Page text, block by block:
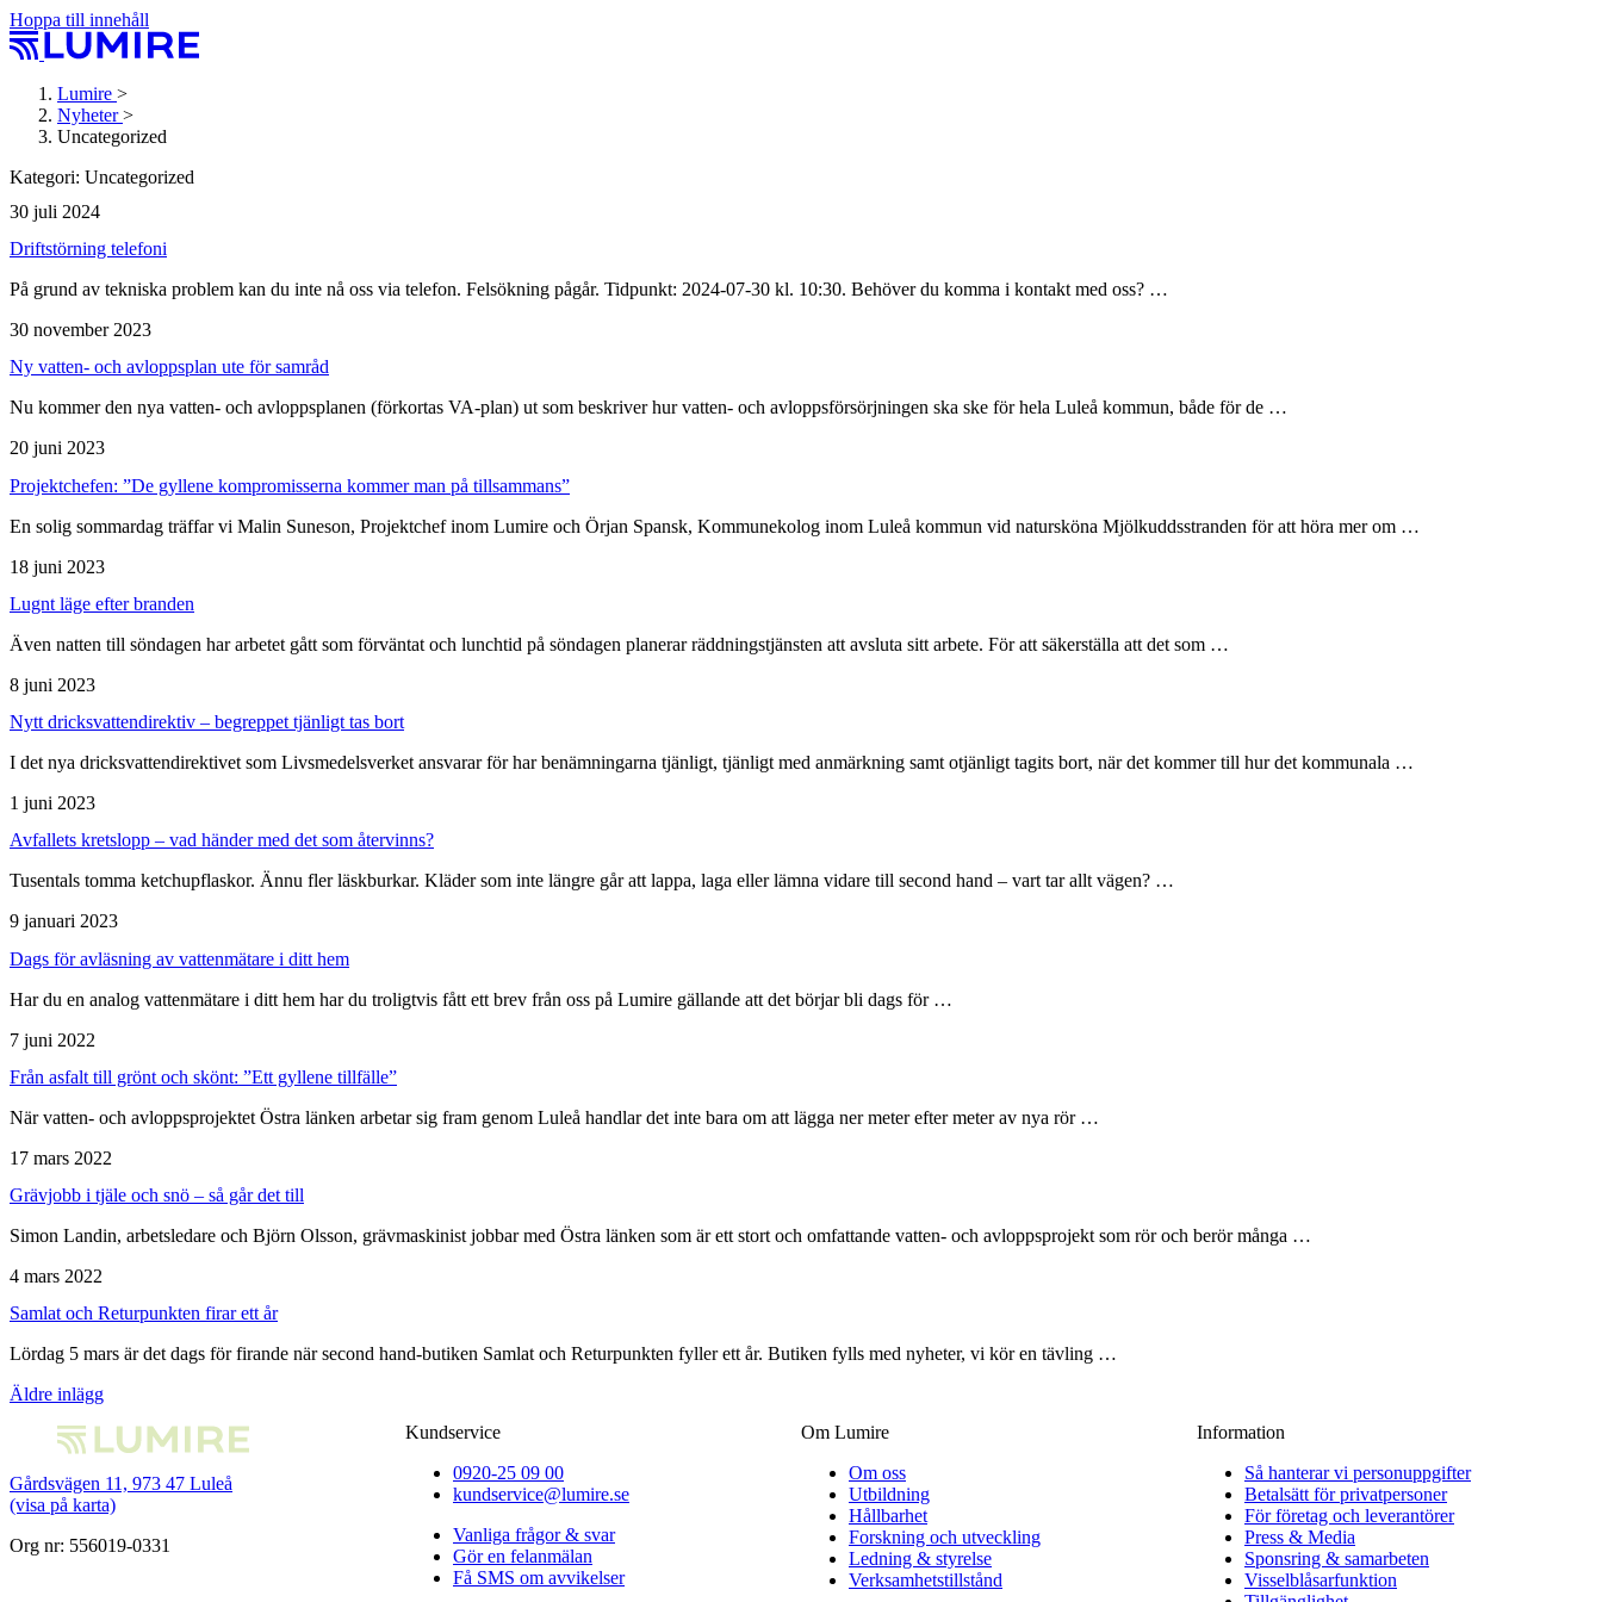
Hoppa till innehåll
Lumire >
Nyheter >
Uncategorized
Kategori: Uncategorized
30 juli 2024
Driftstörning telefoni
På grund av tekniska problem kan du inte nå oss via telefon. Felsökning pågår. Tidpunkt: 2024-07-30 kl. 10:30. Behöver du komma i kontakt med oss? …
30 november 2023
Ny vatten- och avlopps­plan ute för samråd
Nu kommer den nya vatten- och avloppsplanen (förkortas VA-plan) ut som beskriver hur vatten- och avloppsförsörjningen ska ske för hela Luleå kommun, både för de …
20 juni 2023
Projektchefen: ”De gyllene kompro­misserna kommer man på till­sammans”
En solig sommardag träffar vi Malin Suneson, Projektchef inom Lumire och Örjan Spansk, Kommunekolog inom Luleå kommun vid natursköna Mjölkuddsstranden för att höra mer om …
18 juni 2023
Lugnt läge efter branden
Även natten till söndagen har arbetet gått som förväntat och lunchtid på söndagen planerar räddningstjänsten att avsluta sitt arbete. För att säkerställa att det som …
8 juni 2023
Nytt dricksvatten­direktiv – begreppet tjänligt tas bort
I det nya dricksvattendirektivet som Livsmedelsverket ansvarar för har benämningarna tjänligt, tjänligt med anmärkning samt otjänligt tagits bort, när det kommer till hur det kommunala …
1 juni 2023
Avfallets kretslopp – vad händer med det som återvinns?
Tusentals tomma ketchupflaskor. Ännu fler läskburkar. Kläder som inte längre går att lappa, laga eller lämna vidare till second hand – vart tar allt vägen? …
9 januari 2023
Dags för av­läsning av vatten­mätare i ditt hem
Har du en analog vattenmätare i ditt hem har du troligtvis fått ett brev från oss på Lumire gällande att det börjar bli dags för …
7 juni 2022
Från asfalt till grönt och skönt: ”Ett gyllene tillfälle”
När vatten- och avloppsprojektet Östra länken arbetar sig fram genom Luleå handlar det inte bara om att lägga ner meter efter meter av nya rör …
17 mars 2022
Grävjobb i tjäle och snö – så går det till
Simon Landin, arbetsledare och Björn Olsson, grävmaskinist jobbar med Östra länken som är ett stort och omfattande vatten- och avloppsprojekt som rör och berör många …
4 mars 2022
Samlat och Returpunkten firar ett år
Lördag 5 mars är det dags för firande när second hand-butiken Samlat och Returpunkten fyller ett år. Butiken fylls med nyheter, vi kör en tävling …
Inläggsnavigering
Äldre inlägg
Gårdsvägen 11, 973 47 Luleå
(visa på karta)
Org nr: 556019-0331
Kundservice
0920-25 09 00
kundservice@lumire.se
Vanliga frågor & svar
Gör en felanmälan
Få SMS om avvikelser
Om Lumire
Om oss
Utbildning
Hållbarhet
Forskning och utveckling
Ledning & styrelse
Verksamhetstillstånd
Information
Så hanterar vi personuppgifter
Betalsätt för privatpersoner
För företag och leverantörer
Press & Media
Sponsring & samarbeten
Visselblåsarfunktion